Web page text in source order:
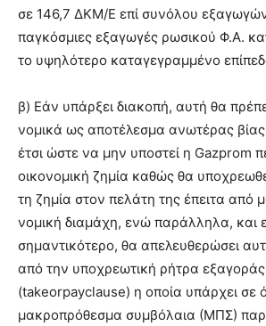
σε 146,7 ΔΚΜ/Ε επί συνόλου
παγκόσμιες εξαγωγές ρωσικού Φ.Α.
το υψηλότερο καταγεγραμμένο
β) Εάν υπάρξει διακοπή, αυτή θα
νομικά ως αποτέλεσμα ανωτέρας
έτσι ώστε να μην υποστεί η Gazprom
οικονομική ζημία καθώς θα
τη ζημία στον πελάτη της έπειτα από
νομική διαμάχη, ενώ παράλληλα, και
σημαντικότερο, θα απελευθερώσει
από την υποχρεωτική ρήτρα
(takeorpayclause) η οποία υπάρχει σε
μακροπρόθεσμα συμβόλαια (ΜΠΣ)